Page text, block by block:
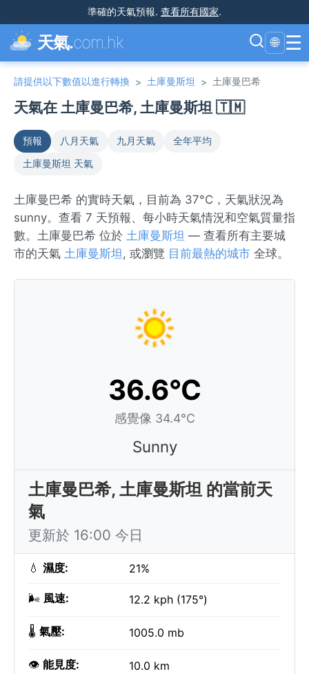
準確的天氣預報. 查看所有國家.
天氣.com.hk 🌐 ☰
請提供以下數值以進行轉換 > 土庫曼斯坦 > 土庫曼巴希
天氣在 土庫曼巴希, 土庫曼斯坦 🇹🇲
預報 八月天氣 九月天氣
全年平均
土庫曼斯坦 天氣
土庫曼巴希 的實時天氣，目前為 37°C，天氣狀況為
sunny。查看 7 天預報、每小時天氣情況和空氣質量指
數。土庫曼巴希 位於 土庫曼斯坦 — 查看所有主要城
市的天氣 土庫曼斯坦, 或瀏覽 目前最熱的城市 全球。
36.6°C
感覺像 34.4°C
Sunny
土庫曼巴希, 土庫曼斯坦 的當前天
氣
更新於 16:00 今日
💧 濕度: 21%
🌬️ 風速: 12.2 kph (175°)
🌡️ 氣壓: 1005.0 mb
👁️ 能見度: 10.0 km